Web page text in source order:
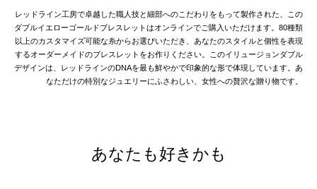
レッドライン工房で卓越した職人技と細部へのこだわりをもって製作された、この
ダブルイエローゴールドブレスレットはオンラインでご購入いただけます。80種類
以上のカスタマイズ可能な糸からお選びいただき、あなたのスタイルと個性を表現
するオーダーメイドのブレスレットをお作りください。このイリュージョンダブル
デザインは、レッドラインのDNAを最も鮮やかで印象的な形で体現しています。あ
なただけの特別なジュエリーにふさわしい、女性への贅沢な贈り物です。
あなたも好きかも